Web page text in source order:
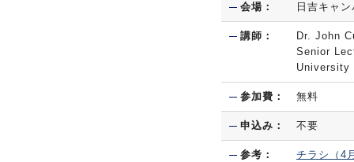
会場： 日吉キャ
講師：
Dr. John
Senior
University
参加費： 無料
申込み： 不要
参考：
チラシ（4